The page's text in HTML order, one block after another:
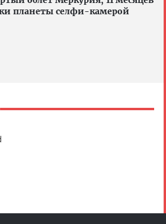
планеты селфи-камерой